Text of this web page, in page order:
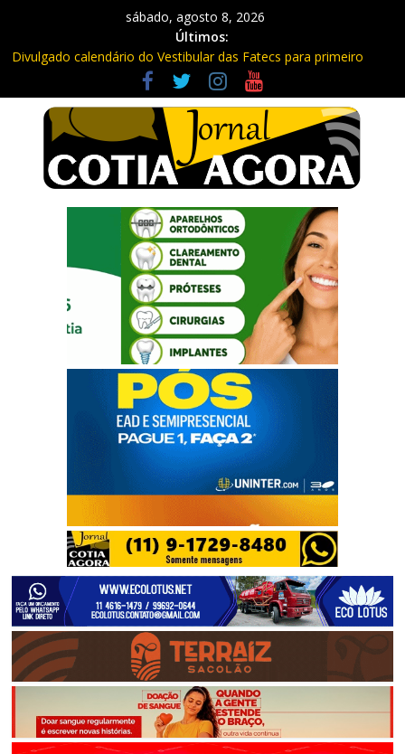
sábado, agosto 8, 2026
Últimos:
Divulgado calendário do Vestibular das Fatecs para primeiro
Mapa da Desigualdade da Grande SP: Vargem Grande Paulista
em boa posição. Cotia entre as últimas do ranking
Morador denuncia furto de cabos em postes na Estrada da
Roselândia
Itapevi: Em duas ocorrências, PM recupera carga roubada,
Sebrae promove curso de compras públicas em Vargem Grande